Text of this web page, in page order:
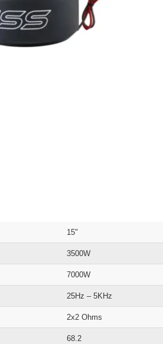
15"
3500W
7000W
25Hz – 5KHz
2x2 Ohms
68.2